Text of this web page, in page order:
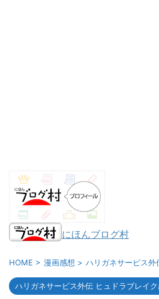
にほんブログ村
HOME > 漫画感想 > ハリガネサービス外
ハリガネサービス外伝 ヒュドラブレイク